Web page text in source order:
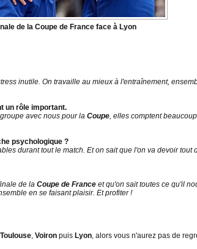
de la Coupe de France face à Lyon
inutile. On travaille au mieux à l'entraînement,
un rôle important.
avec nous pour la Coupe, elles comptent
psychologique ?
durant tout le match. Et on sait que l'on va devoir
de la Coupe de France et qu'on sait toutes ce qu'il
en se faisant plaisir. Et profiter !
Toulouse, Voiron puis Lyon, alors vous n'aurez pas de